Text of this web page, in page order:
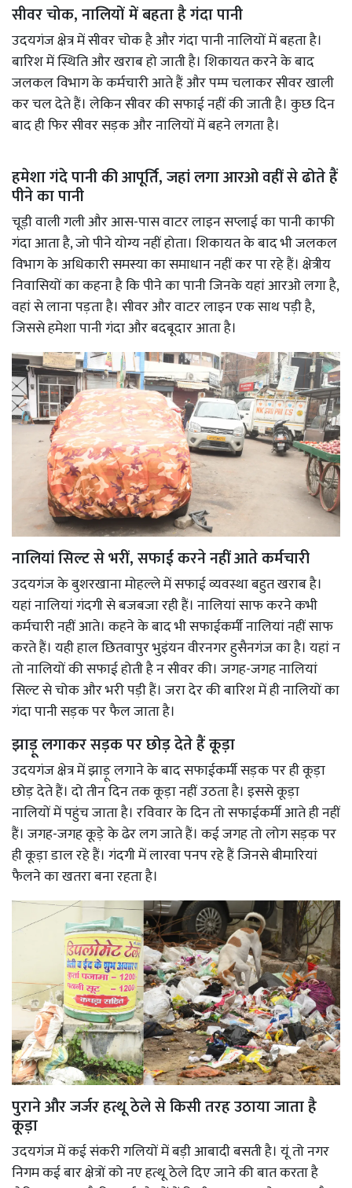
सीवर चोक, नालियों में बहता है गंदा पानी
उदयगंज क्षेत्र में सीवर चोक है और गंदा पानी नालियों में बहता है।
बारिश में स्थिति और खराब हो जाती है। शिकायत करने के बाद
जलकल विभाग के कर्मचारी आते हैं और पम्प चलाकर सीवर खाली
कर चल देते हैं। लेकिन सीवर की सफाई नहीं की जाती है। कुछ दिन
बाद ही फिर सीवर सड़क और नालियों में बहने लगता है।
हमेशा गंदे पानी की आपूर्ति, जहां लगा आरओ वहीं से ढोते हैं
पीने का पानी
चूड़ी वाली गली और आस-पास वाटर लाइन सप्लाई का पानी काफी
गंदा आता है, जो पीने योग्य नहीं होता। शिकायत के बाद भी जलकल
विभाग के अधिकारी समस्या का समाधान नहीं कर पा रहे हैं। क्षेत्रीय
निवासियों का कहना है कि पीने का पानी जिनके यहां आरओ लगा है,
वहां से लाना पड़ता है। सीवर और वाटर लाइन एक साथ पड़ी है,
जिससे हमेशा पानी गंदा और बदबूदार आता है।
नालियां सिल्ट से भरीं, सफाई करने नहीं आते कर्मचारी
उदयगंज के बुशरखाना मोहल्ले में सफाई व्यवस्था बहुत खराब है।
यहां नालियां गंदगी से बजबजा रही हैं। नालियां साफ करने कभी
कर्मचारी नहीं आते। कहने के बाद भी सफाईकर्मी नालियां नहीं साफ
करते हैं। यही हाल छितवापुर भुइंयन वीरनगर हुसैनगंज का है। यहां न
तो नालियों की सफाई होती है न सीवर की। जगह-जगह नालियां
सिल्ट से चोक और भरी पड़ी हैं। जरा देर की बारिश में ही नालियों का
गंदा पानी सड़क पर फैल जाता है।
झाड़ू लगाकर सड़क पर छोड़ देते हैं कूड़ा
उदयगंज क्षेत्र में झाड़ू लगाने के बाद सफाईकर्मी सड़क पर ही कूड़ा
छोड़ देते हैं। दो तीन दिन तक कूड़ा नहीं उठता है। इससे कूड़ा
नालियों में पहुंच जाता है। रविवार के दिन तो सफाईकर्मी आते ही नहीं
हैं। जगह-जगह कूड़े के ढेर लग जाते हैं। कई जगह तो लोग सड़क पर
ही कूड़ा डाल रहे हैं। गंदगी में लारवा पनप रहे हैं जिनसे बीमारियां
फैलने का खतरा बना रहता है।
पुराने और जर्जर हत्थू ठेले से किसी तरह उठाया जाता है
कूड़ा
उदयगंज में कई संकरी गलियों में बड़ी आबादी बसती है। यूं तो नगर
निगम कई बार क्षेत्रों को नए हत्थू ठेले दिए जाने की बात करता है